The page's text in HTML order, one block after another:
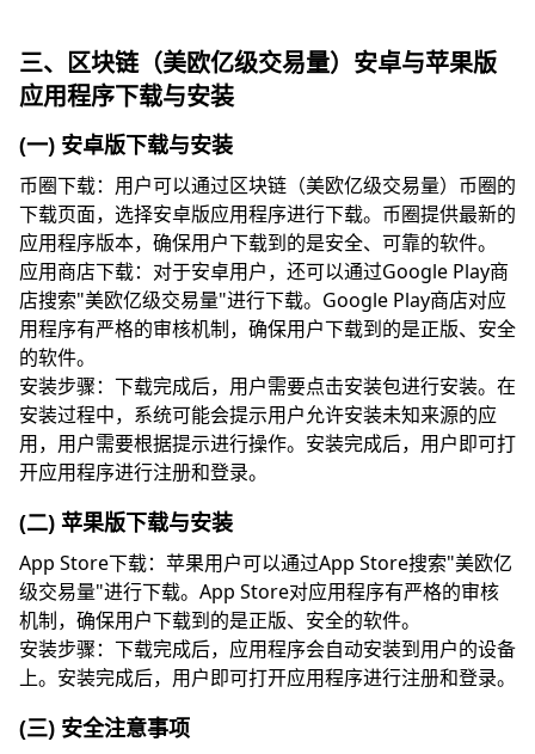
三、区块链（美欧亿级交易量）安卓与苹果版
应用程序下载与安装
(一) 安卓版下载与安装
币圈下载：用户可以通过区块链（美欧亿级交易量）币圈的
下载页面，选择安卓版应用程序进行下载。币圈提供最新的
应用程序版本，确保用户下载到的是安全、可靠的软件。
应用商店下载：对于安卓用户，还可以通过Google Play商
店搜索"美欧亿级交易量"进行下载。Google Play商店对应
用程序有严格的审核机制，确保用户下载到的是正版、安全
的软件。
安装步骤：下载完成后，用户需要点击安装包进行安装。在
安装过程中，系统可能会提示用户允许安装未知来源的应
用，用户需要根据提示进行操作。安装完成后，用户即可打
开应用程序进行注册和登录。
(二) 苹果版下载与安装
App Store下载：苹果用户可以通过App Store搜索"美欧亿
级交易量"进行下载。App Store对应用程序有严格的审核
机制，确保用户下载到的是正版、安全的软件。
安装步骤：下载完成后，应用程序会自动安装到用户的设备
上。安装完成后，用户即可打开应用程序进行注册和登录。
(三) 安全注意事项